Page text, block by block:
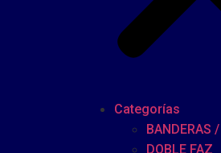
Categorías
BANDERAS
DOBLE FAZ